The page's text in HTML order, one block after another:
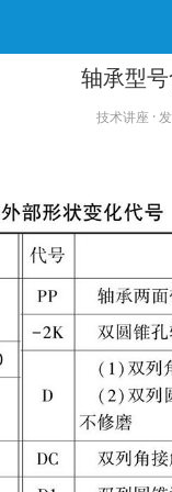
轴承型
技术讲座 ·